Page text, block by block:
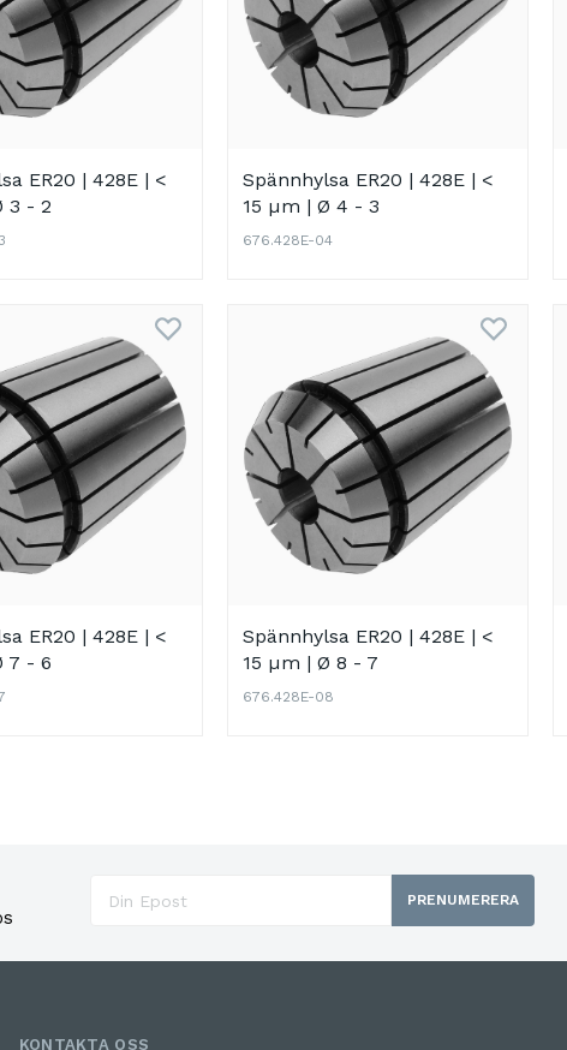
ER20 | 428E | <
3 - 2
Spännhylsa ER20 | 428E | <
15 µm | Ø 4 - 3
676.428E-04
ER20 | 428E | <
7 - 6
Spännhylsa ER20 | 428E | <
15 µm | Ø 8 - 7
676.428E-08
PRENUMERERA
KONTAKTA OSS